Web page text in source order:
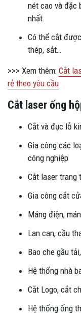
nét cao và đặc
nhất.
Có thể cắt
thép, sắt…
>>> Xem thêm: Cắt
rẻ theo yêu cầu
Cắt laser ống
Cắt và đục lỗ
Gia công các
công nghiệp
Cắt laser trang
Gia công cắt
Máng điện,
Lan can, cầu
Bao che gầu
Hệ thống nhà
Cắt Logo, cắt
Hệ thống ống